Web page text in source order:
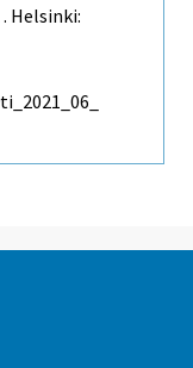
Helsinki: